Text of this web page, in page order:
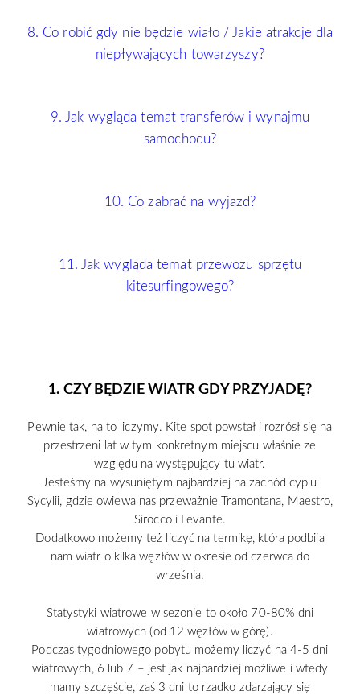
8. Co robić gdy nie będzie wiało / Jakie atrakcje dla
niepływających towarzyszy?
9. Jak wygląda temat transferów i wynajmu
samochodu?
10. Co zabrać na wyjazd?
11. Jak wygląda temat przewozu sprzętu
kitesurfingowego?
1. CZY BĘDZIE WIATR GDY PRZYJADĘ?
Pewnie tak, na to liczymy. Kite spot powstał i rozrósł się na
przestrzeni lat w tym konkretnym miejscu właśnie ze
względu na występujący tu wiatr.
Jesteśmy na wysuniętym najbardziej na zachód cyplu
Sycylii, gdzie owiewa nas przeważnie Tramontana, Maestro,
Sirocco i Levante.
Dodatkowo możemy też liczyć na termikę, która podbija
nam wiatr o kilka węzłów w okresie od czerwca do
września.
Statystyki wiatrowe w sezonie to około 70-80% dni
wiatrowych (od 12 węzłów w górę).
Podczas tygodniowego pobytu możemy liczyć na 4-5 dni
wiatrowych, 6 lub 7 – jest jak najbardziej możliwe i wtedy
mamy szczęście, zaś 3 dni to rzadko zdarzający się